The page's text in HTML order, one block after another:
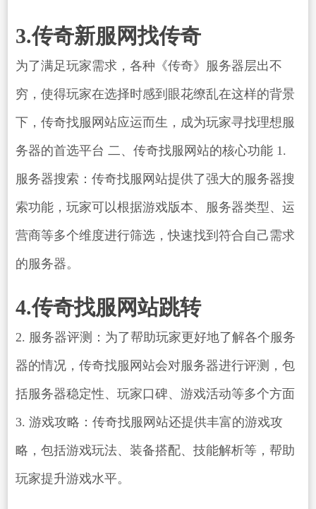
3.传奇新服网找传奇
为了满足玩家需求，各种《传奇》服务器层出不
穷，使得玩家在选择时感到眼花缭乱在这样的背景
下，传奇找服网站应运而生，成为玩家寻找理想服
务器的首选平台 二、传奇找服网站的核心功能 1.
服务器搜索：传奇找服网站提供了强大的服务器搜
索功能，玩家可以根据游戏版本、服务器类型、运
营商等多个维度进行筛选，快速找到符合自己需求
的服务器。
4.传奇找服网站跳转
2. 服务器评测：为了帮助玩家更好地了解各个服务
器的情况，传奇找服网站会对服务器进行评测，包
括服务器稳定性、玩家口碑、游戏活动等多个方面
3. 游戏攻略：传奇找服网站还提供丰富的游戏攻
略，包括游戏玩法、装备搭配、技能解析等，帮助
玩家提升游戏水平。